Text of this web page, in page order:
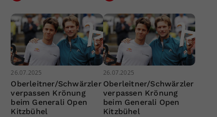
26.07.2025
Oberleitner/Schwärzler
verpassen Krönung
beim Generali Open
Kitzbühel
26.07.2025
Oberleitner/Schwärzler
verpassen Krönung
beim Generali Open
Kitzbühel